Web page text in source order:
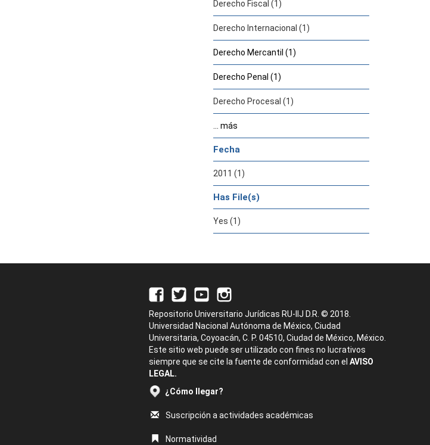
Derecho Fiscal (1)
Derecho Internacional (1)
Derecho Mercantil (1)
Derecho Penal (1)
Derecho Procesal (1)
... más
Fecha
2011 (1)
Has File(s)
Yes (1)
Repositorio Universitario Jurídicas RU-IIJ D.R. © 2018.
Universidad Nacional Autónoma de México, Ciudad
Universitaria, Coyoacán, C. P. 04510, Ciudad de México, México.
Este sitio web puede ser utilizado con fines no lucrativos
siempre que se cite la fuente de conformidad con el AVISO
LEGAL.
¿Cómo llegar?
Suscripción a actividades académicas
Normatividad